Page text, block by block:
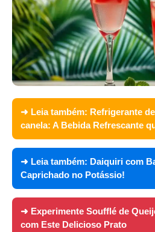
➜ Leia também: Refrigerante
canela: A Bebida Refrescante
➜ Leia também: Daiquiri com
Caprichado no Potássio!
➜ Experimente Soufflé de
com Este Delicioso Prato